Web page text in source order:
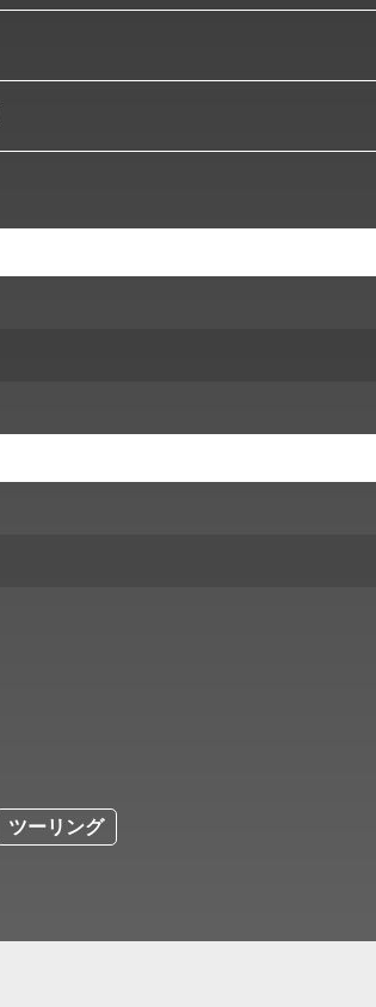
ツーリング